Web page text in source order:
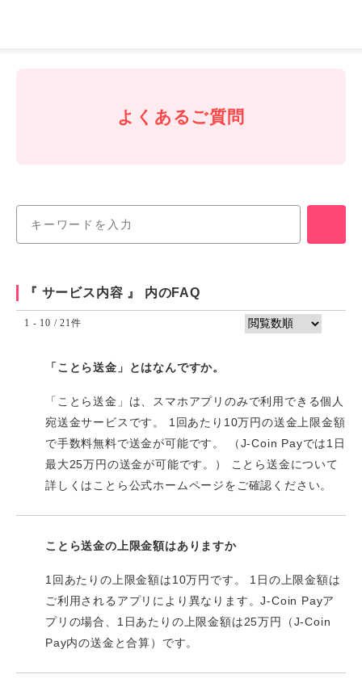
よくあるご質問
『 サービス内容 』 内のFAQ
1 - 10 / 21件
「ことら送金」とはなんですか。
「ことら送金」は、スマホアプリのみで利用できる個人
宛送金サービスです。 1回あたり10万円の送金上限金額
で手数料無料で送金が可能です。 （J-Coin Payでは1日
最大25万円の送金が可能です。） ことら送金について
詳しくはことら公式ホームページをご確認ください。
ことら送金の上限金額はありますか
1回あたりの上限金額は10万円です。 1日の上限金額は
ご利用されるアプリにより異なります。J-Coin Payア
プリの場合、1日あたりの上限金額は25万円（J-Coin
Pay内の送金と合算）です。